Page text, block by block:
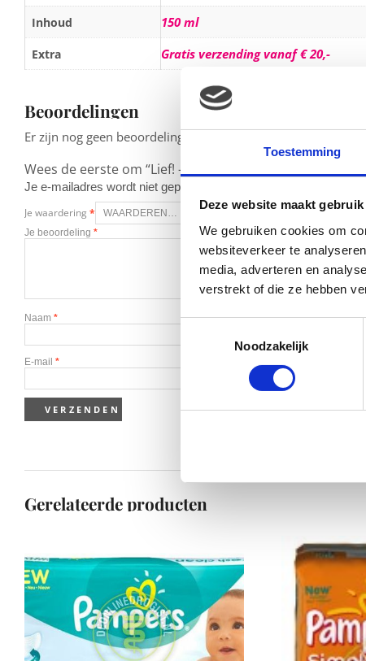
Toestemming
Deze website maakt
We gebruiken cookies om
websiteverkeer te
media, adverteren en
verstrekt of die ze hebben
Toestemmingsselectie
Noodzakelijk
Inhoud 150 ml
Extra Gratis verzending vanaf € 20,-
Beoordelingen
Er zijn nog geen beoordelingen.
Wees de eerste om “Lief! – Verwent! Bodycrème Klaver-
Je e-mailadres wordt niet gepubliceerd.
Je waardering *
Je beoordeling *
Naam *
E-mail *
Gerelateerde producten